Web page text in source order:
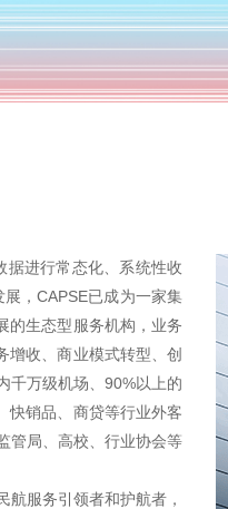
据进行常态化、系统性收
，CAPSE已成为一家集
的生态型服务机构，业务
增收、商业模式转型、创
千万级机场、90%以上的
快销品、商贷等行业外客
管局、高校、行业协会等
服务引领者和护航者，